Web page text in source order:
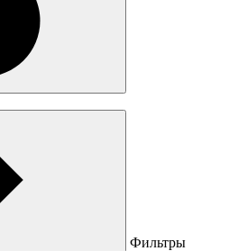
Фильтры